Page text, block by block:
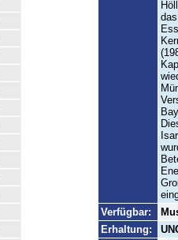
Verfügbar:
Erhaltung: